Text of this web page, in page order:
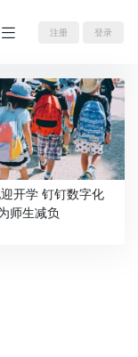
注册 登录
开学 钉钉数字化
师生减负